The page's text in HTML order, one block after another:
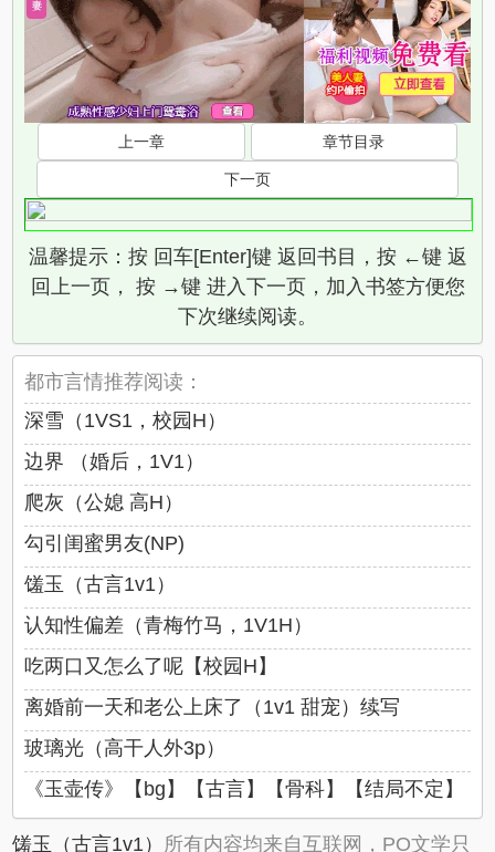
上一章 章节目录
下一页
温馨提示：按 回车[Enter]键 返回书目，按 ←键 返
回上一页， 按 →键 进入下一页，加入书签方便您
下次继续阅读。
都市言情推荐阅读：
深雪（1VS1，校园H）
边界 （婚后，1V1）
爬灰（公媳 高H）
勾引闺蜜男友(NP)
馐玉（古言1v1）
认知性偏差（青梅竹马，1V1H）
吃两口又怎么了呢【校园H】
离婚前一天和老公上床了（1v1 甜宠）续写
玻璃光（高干人外3p）
《玉壶传》【bg】【古言】【骨科】【结局不定】
馐玉（古言1v1） 所有内容均来自互联网，PO文学只